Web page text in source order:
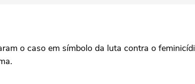
o caso em símbolo da luta contra o